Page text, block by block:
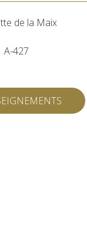
de la Maix
A-427